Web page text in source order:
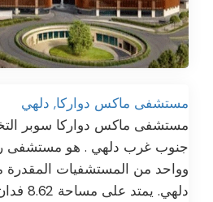
مستشفى ماكس دواركا, دلهي
مستشفى ماكس دواركا سوبر
جنوب غرب دلهي . هو مستشفى